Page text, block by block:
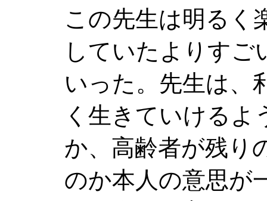
この先生は明るく
していたよりすご
いった。先生は、
く生きていける
か、高齢者が残り
のか本人の意思が